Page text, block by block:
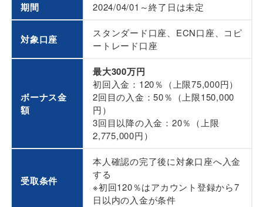
期間 2024/04/01～終了日は未定
対象口座
スタンダード口座、ECN口座、コピ
ートレード口座
ボーナス金
額
最大300万円
初回入金：120％（上限75,000円）
2回目の入金：50％（上限150,000
円）
3回目以降の入金：20％（上限
2,775,000円）
受取条件
本人確認の完了後に対象口座へ入金
する
※初回120％はアカウント登録から7
日以内の入金が条件